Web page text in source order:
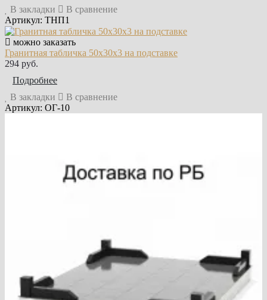
В закладки
В сравнение
Артикул: ТНП1
можно заказать
Гранитная табличка 50х30х3 на подставке
294 руб.
Подробнее
В закладки
В сравнение
Артикул: ОГ-10